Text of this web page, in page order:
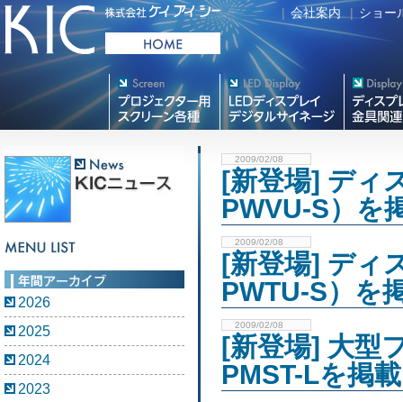
| 会社案内 | ショー
2026
2025
2024
2023
2009/02/08
[新登場] ディ
PWVU-S）を
2009/02/08
[新登場] ディ
PWTU-S）を
2009/02/08
[新登場] 大型
PMST-Lを掲